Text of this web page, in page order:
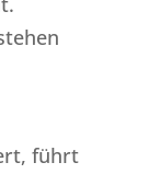
führt